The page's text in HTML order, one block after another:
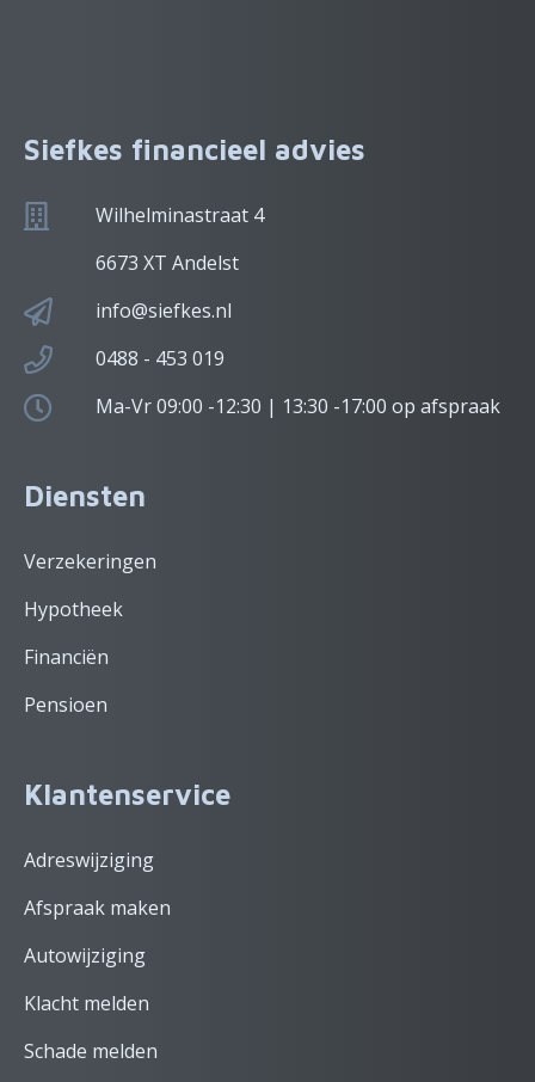
Siefkes financieel advies
Wilhelminastraat 4
6673 XT Andelst
info@siefkes.nl
0488 - 453 019
Ma-Vr 09:00 -12:30 | 13:30 -17:00 op afspraak
Diensten
Verzekeringen
Hypotheek
Financiën
Pensioen
Klantenservice
Adreswijziging
Afspraak maken
Autowijziging
Klacht melden
Schade melden